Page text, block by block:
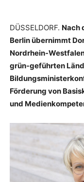
DÜSSELDORF. Nach
Berlin übernimmt
Nordrhein-
grün-geführten
Förderung von
und